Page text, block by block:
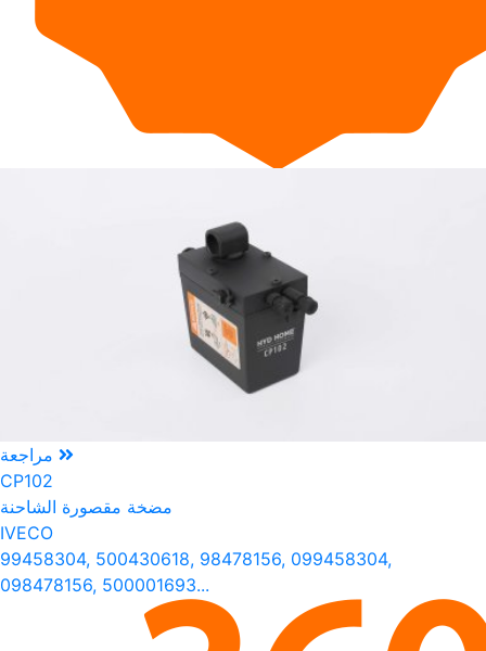
مراجعة
CP102
مضخة مقصورة الشاحنة
IVECO
99458304, 500430618, 98478156, 099458304,
098478156, 500001693...